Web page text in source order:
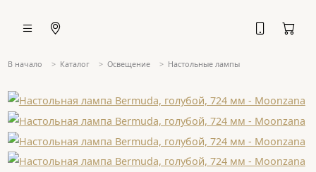
В начало Каталог Освещение Настольные лампы